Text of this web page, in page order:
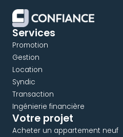
Services
Promotion
Gestion
Location
Syndic
Transaction
Ingénierie financière
Votre projet
Acheter un appartement neuf